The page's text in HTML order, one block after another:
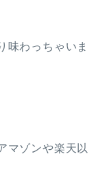
味わっちゃいま
マゾンや楽天以